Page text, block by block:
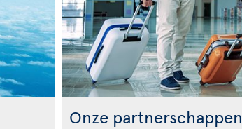
Onze partnerschappen